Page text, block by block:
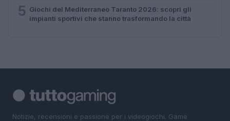
5 Giochi del Mediterraneo Taranto 2026: scopri gli
impianti sportivi che stanno trasformando la città
Notizie, recensioni e passione per i videogiochi. Game